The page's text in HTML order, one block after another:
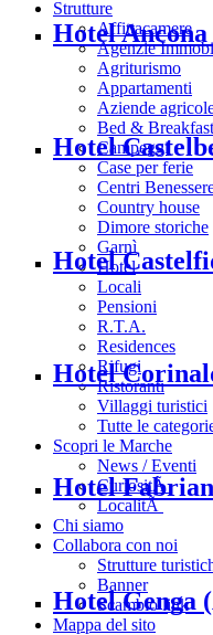
Strutture
Affittacamere
Agenzie
Agriturismo
Appartamenti
Aziende
Bed & Breakfast
Campeggi
Case per ferie
Centri
Country house
Dimore storiche
Garnì
Hotel
Locali
Pensioni
R.T.A.
Residences
Rifugi
Ristoranti
Villaggi turistici
Tutte le
Scopri le Marche
News / Eventi
CuriositÃ
LocalitÃ
Chi siamo
Collabora con noi
Strutture
Banner
Scambio link
Mappa del sito
Hotel
Hotel
Hotel
Hotel
Hotel
Hotel Genga